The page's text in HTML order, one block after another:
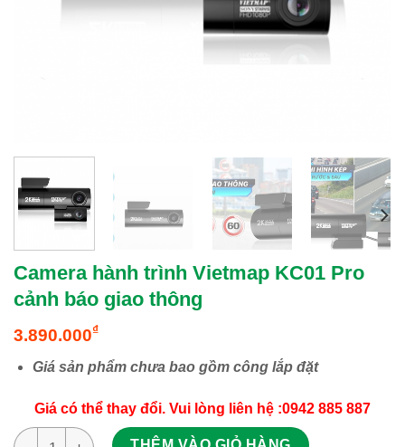
Camera hành trình Vietmap KC01 Pro
cảnh báo giao thông
3.890.000₫
Giá sản phẩm chưa bao gồm công lắp đặt
Giá có thể thay đổi. Vui lòng liên hệ :0942 885 887
Camera hành trình Vietmap KC01 Pro cảnh báo giao thông số